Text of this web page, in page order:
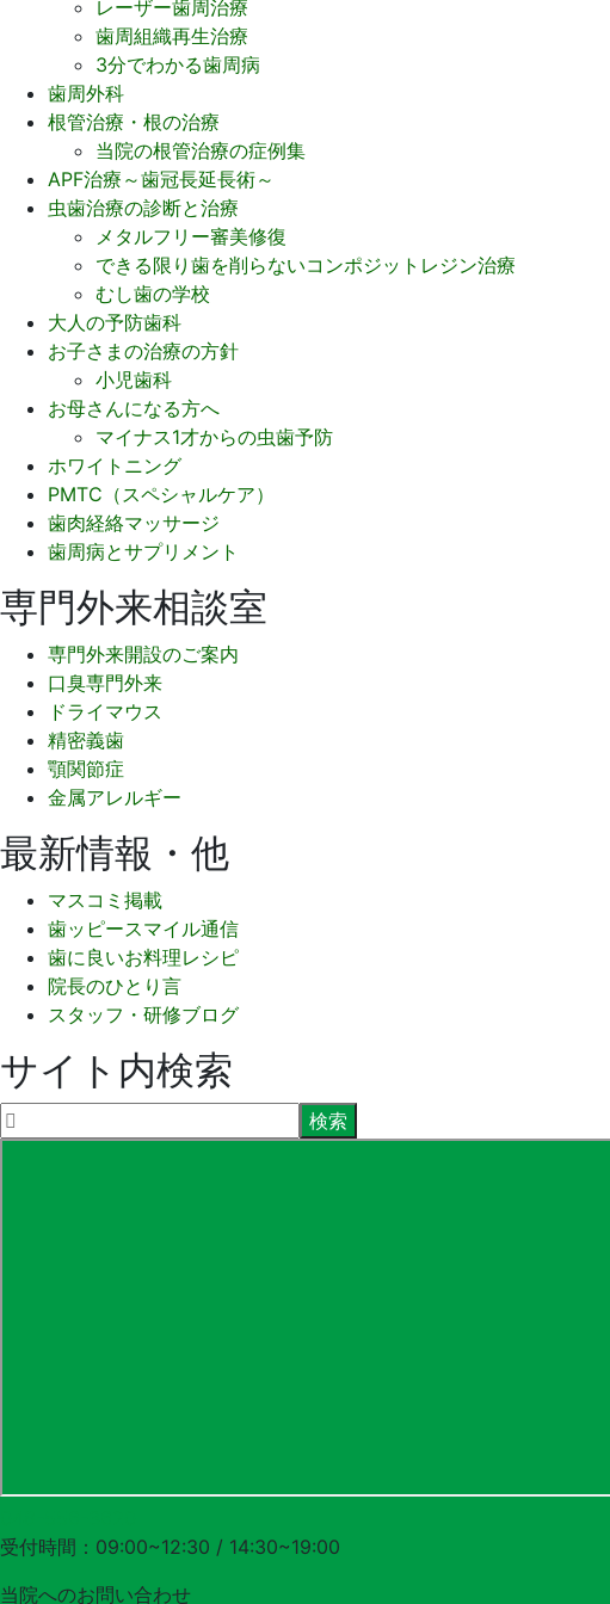
レーザー歯周治療
歯周組織再生治療
3分でわかる歯周病
歯周外科
根管治療・根の治療
当院の根管治療の症例集
APF治療～歯冠長延長術～
虫歯治療の診断と治療
メタルフリー審美修復
できる限り歯を削らないコンポジットレジン治療
むし歯の学校
大人の予防歯科
お子さまの治療の方針
小児歯科
お母さんになる方へ
マイナス1才からの虫歯予防
ホワイトニング
PMTC（スペシャルケア）
歯肉経絡マッサージ
歯周病とサプリメント
専門外来相談室
専門外来開設のご案内
口臭専門外来
ドライマウス
精密義歯
顎関節症
金属アレルギー
最新情報・他
マスコミ掲載
歯ッピースマイル通信
歯に良いお料理レシピ
院長のひとり言
スタッフ・研修ブログ
サイト内検索
受付時間：09:00~12:30 / 14:30~19:00
当院へのお問い合わせ